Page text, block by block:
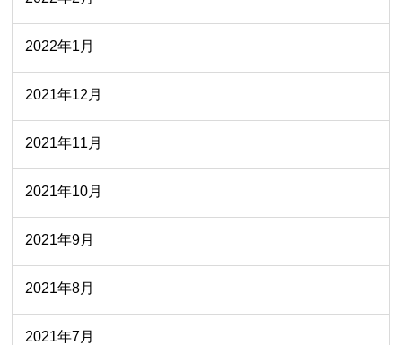
2022年1月
2021年12月
2021年11月
2021年10月
2021年9月
2021年8月
2021年7月